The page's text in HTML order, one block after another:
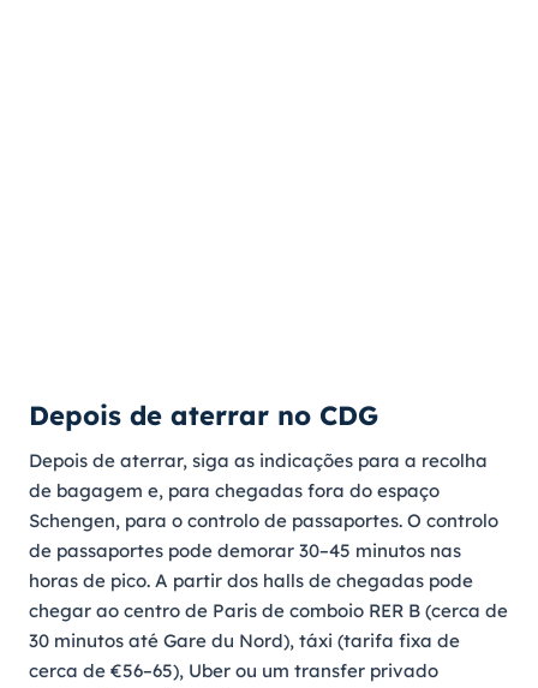
Depois de aterrar no CDG
Depois de aterrar, siga as indicações para a recolha
de bagagem e, para chegadas fora do espaço
Schengen, para o controlo de passaportes. O controlo
de passaportes pode demorar 30–45 minutos nas
horas de pico. A partir dos halls de chegadas pode
chegar ao centro de Paris de comboio RER B (cerca de
30 minutos até Gare du Nord), táxi (tarifa fixa de
cerca de €56–65), Uber ou um transfer privado